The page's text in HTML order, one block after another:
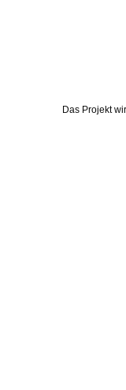
Das Projekt